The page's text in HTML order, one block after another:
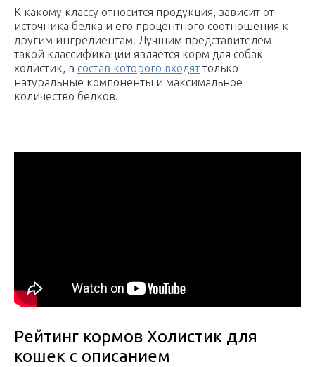
К какому классу относится продукция, зависит от
источника белка и его процентного соотношения к
другим ингредиентам. Лучшим представителем
такой классификации является корм для собак
холистик, в состав которого входят только
натуральные компоненты и максимальное
количество белков.
Рейтинг кормов Холистик для
кошек с описанием